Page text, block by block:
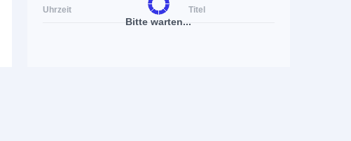
Bitte warten...
Uhrzeit Titel